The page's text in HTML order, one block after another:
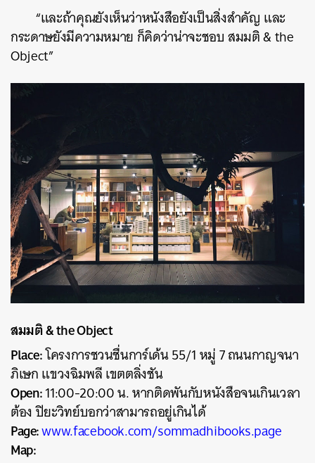
“และถ้าคุณยังเห็นว่าหนังสือยังเป็นสิ่งสำคัญ และ
กระดาษยังมีความหมาย ก็คิดว่าน่าจะชอบ สมมติ & the
Object”
สมมติ & the Object
Place:โครงการชวนชื่นการ์เด้น 55/1 หมู่ 7 ถนนกาญจนา
ภิเษก แขวงฉิมพลี เขตตลิ่งชัน
Open:11:00-20:00 น. หากติดพันกับหนังสือจนเกินเวลา
ต้อง ปิยะวิทย์บอกว่าสามารถอยู่เกินได้
Page:www.facebook.com/sommadhibooks.page
Map: